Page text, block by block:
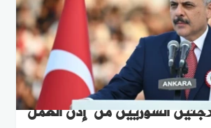
السوريين من “إذن العمل”